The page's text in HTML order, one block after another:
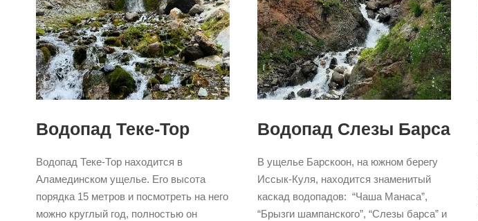
Водопад Теке-Тор
Водопад Теке-Тор находится в
Аламединском ущелье. Его высота
порядка 15 метров и посмотреть на него
можно круглый год, полностью он
Водопад Слезы Барса
В ущелье Барскоон, на южном берегу
Иссык-Куля, находится знаменитый
каскад водопадов: “Чаша Манаса”,
“Брызги шампанского”, “Слезы барса” и